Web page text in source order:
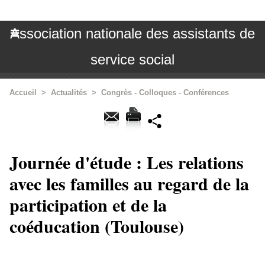
Association nationale des assistants de
service social
Accueil > Actualités > Congrès - Colloques - Conférences
Journée d'étude : Les relations
avec les familles au regard de la
participation et de la
coéducation (Toulouse)